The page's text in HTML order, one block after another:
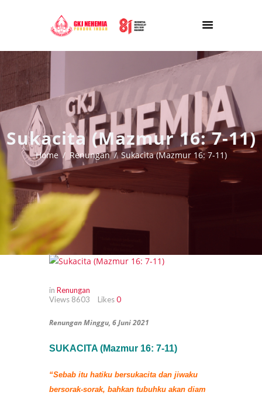
Sukacita (Mazmur 16: 7-11)
Home Renungan Sukacita (Mazmur 16: 7-11)
in Renungan
Views 8603 Likes0
Renungan Minggu, 6 Juni 2021
SUKACITA (Mazmur 16: 7-11)
“Sebab itu hatiku bersukacita dan jiwaku
bersorak-sorak, bahkan tubuhku akan diam